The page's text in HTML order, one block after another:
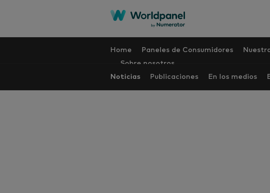
Home Paneles de Consumidores
Sobre nosotros
Noticias
Publicaciones En los medios